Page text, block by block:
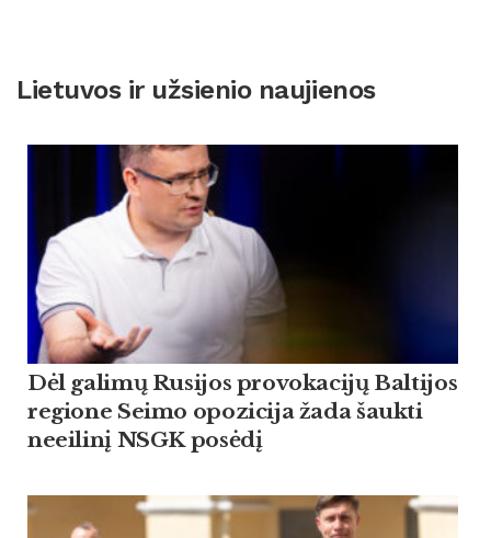
Lietuvos ir užsienio naujienos
Dėl galimų Rusijos provokacijų Baltijos
regione Seimo opozicija žada šaukti
neeilinį NSGK posėdį